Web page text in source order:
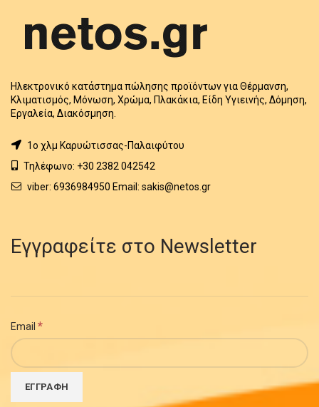
Ηλεκτρονικό κατάστημα πώλησης προϊόντων για Θέρμανση,
Κλιματισμός, Μόνωση, Χρώμα, Πλακάκια, Είδη Υγιεινής, Δόμηση,
Εργαλεία, Διακόσμηση.
1o χλμ Καρυώτισσας-Παλαιφύτου
Τηλέφωνο: +30 2382 042542
viber: 6936984950 Email: sakis@netos.gr
Εγγραφείτε στο Newsletter
Email *